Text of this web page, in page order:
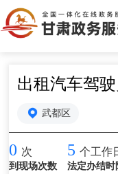
出租汽车驾
武都区
0 次
到现场次数
5 个工作
法定办结时